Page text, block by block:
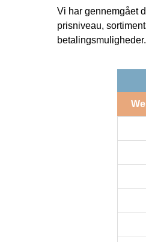
Vi har gennemgået
prisniveau,
betalingsmuligheder.